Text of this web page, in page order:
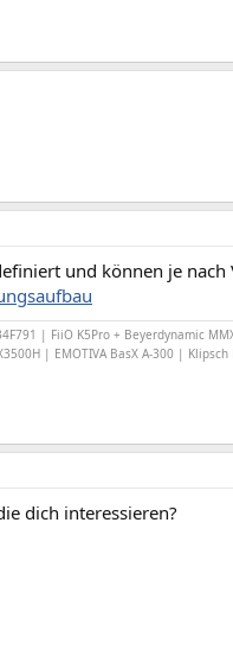
und können je nach
| FiiO K5Pro + Beyerdynamic
| EMOTIVA BasX A-300 |
dich interessieren?